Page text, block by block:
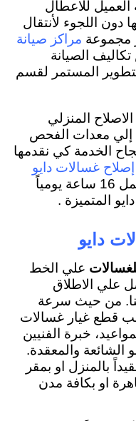
للاعطال
دون اللجوء لأنتقال
مجموعة مراكز صيانة
الصيانة
المستمر لقسم
المنزلي
إلي معدات الفحص
الخدمة كي نقدمها
غسالات دايو
الأكثر شهرة في مصر نعمل 16 ساعة يومياً
المتميزة .
دايو
علي الخط
الافضل علي الاطلاق
معنا. من حيث سرعة
قطع غيار غسالات
خبرة الفنيين
والمعقدة.
بالمنزل او بمقر
او بكافة مدن